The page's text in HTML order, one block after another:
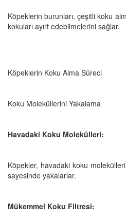
Köpeklerin burunları, çeşitli koku
kokuları ayırt edebilmelerini sağlar.
Köpeklerin Koku Alma Süreci
Koku Moleküllerini Yakalama
Havadaki Koku Molekülleri:
Köpekler, havadaki koku
sayesinde yakalarlar.
Mükemmel Koku Filtresi: